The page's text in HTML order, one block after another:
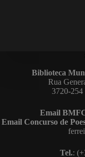
Biblioteca
Rua
3720-254
Email
Email Concurso de
Tel.: